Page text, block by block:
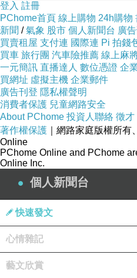
登入 註冊
PChome首頁 線上購物 24h購物
新聞 /氣象 股市 個人新聞台 廣
買賣租屋 支付連 國際連 Pi 拍錢
買車 旅行團 汽車險推薦 線上麻
一元簡訊 直播達人 數位憑證 企
買網址 虛擬主機 企業郵件
廣告刊登 隱私權聲明
消費者保護 兒童網路安全
About PChome 投資人聯絡 徵才
著作權保護 ｜網路家庭版權所有
Online
PChome Online and PChome
Online Inc.
個人新聞台
快速發文
心情雜記
藝文欣賞